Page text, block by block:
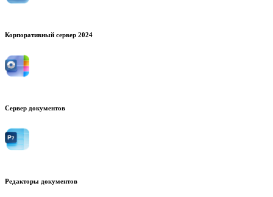
Корпоративный сервер 2024
Сервер документов
Редакторы документов